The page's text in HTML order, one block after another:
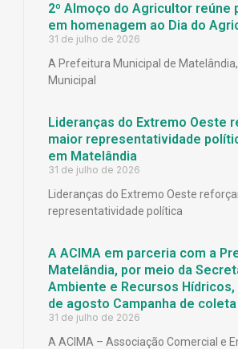
2º Almoço do Agricultor reúne
em homenagem ao Dia do
31 de julho de 2026
A Prefeitura Municipal de
Municipal
Lideranças do Extremo Oeste
maior representatividade
em Matelândia
31 de julho de 2026
Lideranças do Extremo Oeste
representatividade política
A ACIMA em parceria com a
Matelândia, por meio da
Ambiente e Recursos
de agosto Campanha de
31 de julho de 2026
A ACIMA – Associação Comercial e